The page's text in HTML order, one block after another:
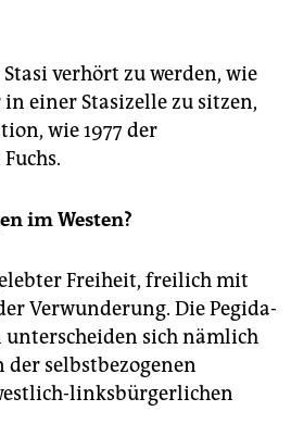
verhört zu werden, wie
in einer Stasizelle zu sitzen,
wie 1977 der
im Westen?
Freiheit, freilich mit
Verwunderung. Die Pegida-
unterscheiden sich nämlich
der selbstbezogenen
linksbürgerlichen